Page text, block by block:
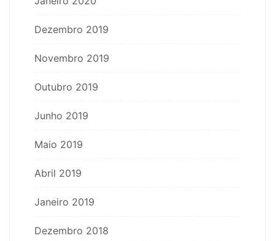
Dezembro 2019
Novembro 2019
Outubro 2019
Junho 2019
Maio 2019
Abril 2019
Janeiro 2019
Dezembro 2018